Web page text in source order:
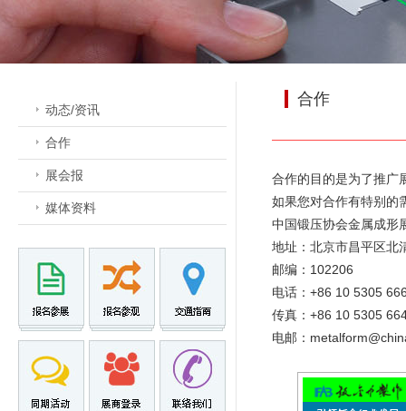
动态/资讯
合作
展会报
媒体资料
合作
合作的目的是为了推广
如果您对合作有特别的
中国锻压协会金属成形
地址：北京市昌平区北
邮编：102206
电话：+86 10 5305
传真：+86 10 5305
电邮：